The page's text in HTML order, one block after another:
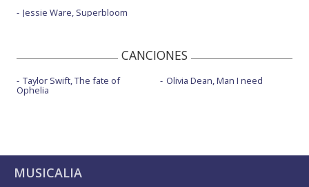
Jessie Ware, Superbloom
CANCIONES
Taylor Swift, The fate of
Ophelia
Olivia Dean, Man I need
MUSICALIA